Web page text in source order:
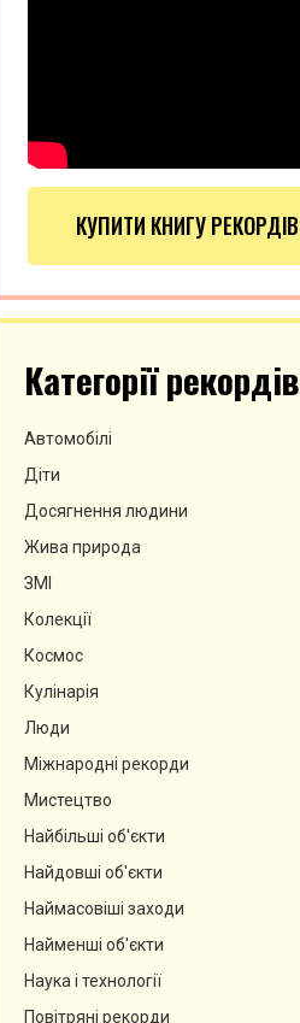
КУПИТИ КНИГУ РЕКОРДІВ
Категорії рекордів
Автомобілі
Діти
Досягнення людини
Жива природа
ЗМІ
Колекції
Космос
Кулінарія
Люди
Міжнародні рекорди
Мистецтво
Найбільші об'єкти
Найдовші об'єкти
Наймасовіші заходи
Найменші об'єкти
Наука і технології
Повітряні рекорди